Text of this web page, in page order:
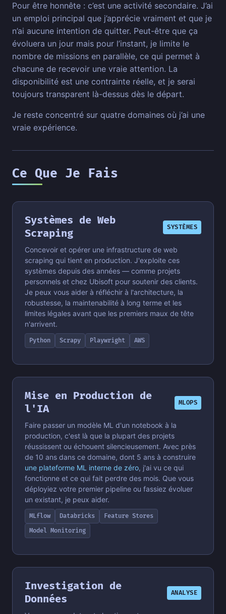
Pour être honnête : c’est une activité secondaire. J’ai
un emploi principal que j’apprécie vraiment et que je
n’ai aucune intention de quitter. Peut-être que ça
évoluera un jour mais pour l’instant, je limite le
nombre de missions en parallèle, ce qui permet à
chacune de recevoir une vraie attention. La
disponibilité est une contrainte réelle, et je serai
toujours transparent là-dessus dès le départ.
Je reste concentré sur quatre domaines où j’ai une
vraie expérience.
Ce Que Je Fais
Systèmes de Web
Scraping
SYSTÈMES
Concevoir et opérer une infrastructure de web
scraping qui tient en production. J'exploite ces
systèmes depuis des années — comme projets
personnels et chez Ubisoft pour soutenir des clients.
Je peux vous aider à réfléchir à l'architecture, la
robustesse, la maintenabilité à long terme et les
limites légales avant que les premiers maux de tête
n'arrivent.
Python Scrapy Playwright AWS
Mise en Production de
l'IA
MLOPS
Faire passer un modèle ML d'un notebook à la
production, c'est là que la plupart des projets
réussissent ou échouent silencieusement. Avec près
de 10 ans dans ce domaine, dont 5 ans à construire
une plateforme ML interne de zéro, j'ai vu ce qui
fonctionne et ce qui fait perdre des mois. Que vous
déployiez votre premier pipeline ou fassiez évoluer
un existant, je peux aider.
MLflow Databricks
Feature Stores
Model Monitoring
Investigation de
Données
ANALYSE